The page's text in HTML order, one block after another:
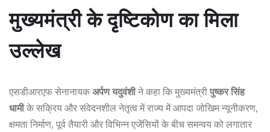
मुख्यमंत्री के दृष्टिकोण का मिला
उल्लेख
एसडीआरएफ सेनानायकअर्पण यदुवंशीने कहा कि मुख्यमंत्रीपुष्कर सिंह
धामीके सक्रिय और संवेदनशील नेतृत्व में राज्य में आपदा जोखिम न्यूनीकरण,
क्षमता निर्माण, पूर्व तैयारी और विभिन्न एजेंसियों के बीच समन्वय को लगातार